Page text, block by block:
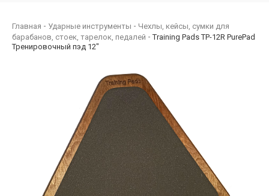
Главная Ударные инструменты
Чехлы, кейсы, сумки для
барабанов, стоек, тарелок, педалей
Training Pads TP-12R PurePad
Тренировочный пэд 12"